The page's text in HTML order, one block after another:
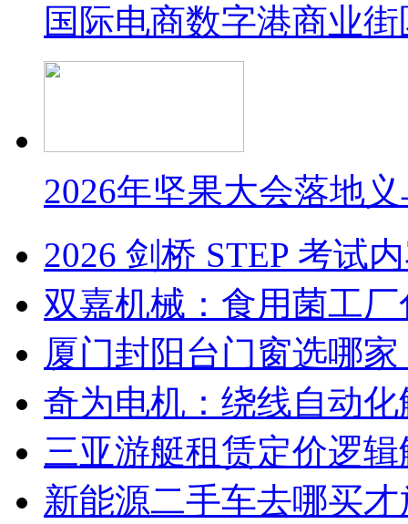
国际电商数字港商业
2026年坚果大会落地
2026 剑桥 STEP 考试
双嘉机械：食用菌工
厦门封阳台门窗选哪
奇为电机：绕线自动
三亚游艇租赁定价逻
新能源二手车去哪买